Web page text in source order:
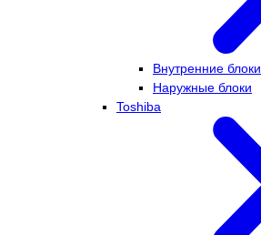
Внутренние блоки
Наружные блоки
Toshiba